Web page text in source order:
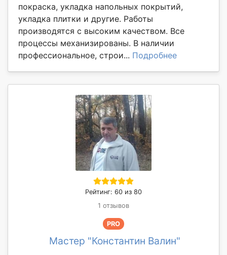
покраска, укладка напольных покрытий,
укладка плитки и другие. Работы
производятся с высоким качеством. Все
процессы механизированы. В наличии
профессиональное, строи... Подробнее
Рейтинг: 60 из 80
1 отзывов
PRO
Мастер "Константин Валин"